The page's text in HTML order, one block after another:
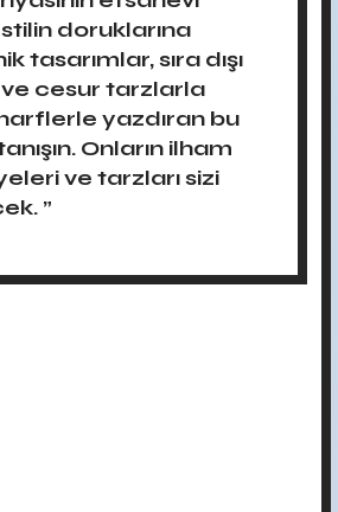
doruklarına
tasarımlar, sıra dışı
cesur tarzlarla
harflerle yazdıran bu
Onların ilham
ve tarzları sizi
”